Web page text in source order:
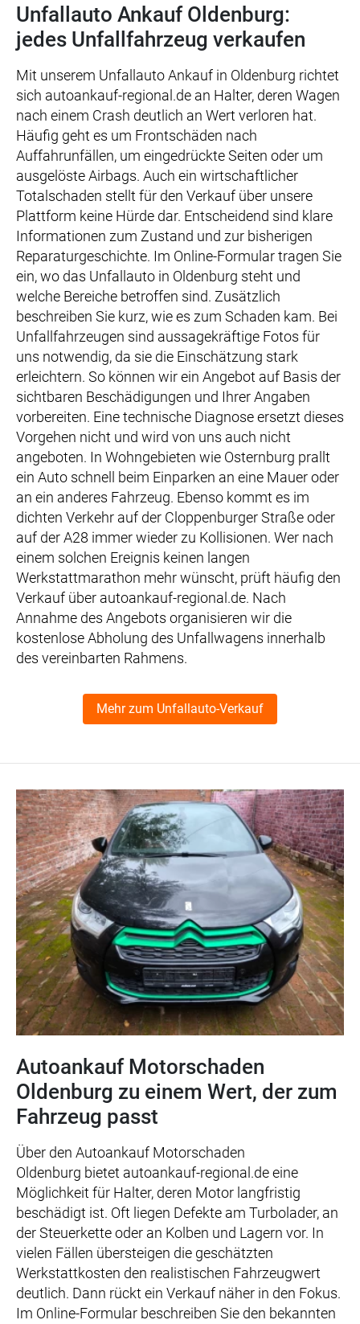
Unfallauto Ankauf Oldenburg:
jedes Unfallfahrzeug verkaufen
Mit unserem Unfallauto Ankauf in Oldenburg richtet
sich autoankauf-regional.de an Halter, deren Wagen
nach einem Crash deutlich an Wert verloren hat.
Häufig geht es um Frontschäden nach
Auffahrunfällen, um eingedrückte Seiten oder um
ausgelöste Airbags. Auch ein wirtschaftlicher
Totalschaden stellt für den Verkauf über unsere
Plattform keine Hürde dar. Entscheidend sind klare
Informationen zum Zustand und zur bisherigen
Reparaturgeschichte. Im Online-Formular tragen Sie
ein, wo das Unfallauto in Oldenburg steht und
welche Bereiche betroffen sind. Zusätzlich
beschreiben Sie kurz, wie es zum Schaden kam. Bei
Unfallfahrzeugen sind aussagekräftige Fotos für
uns notwendig, da sie die Einschätzung stark
erleichtern. So können wir ein Angebot auf Basis der
sichtbaren Beschädigungen und Ihrer Angaben
vorbereiten. Eine technische Diagnose ersetzt dieses
Vorgehen nicht und wird von uns auch nicht
angeboten. In Wohngebieten wie Osternburg prallt
ein Auto schnell beim Einparken an eine Mauer oder
an ein anderes Fahrzeug. Ebenso kommt es im
dichten Verkehr auf der Cloppenburger Straße oder
auf der A28 immer wieder zu Kollisionen. Wer nach
einem solchen Ereignis keinen langen
Werkstattmarathon mehr wünscht, prüft häufig den
Verkauf über autoankauf-regional.de. Nach
Annahme des Angebots organisieren wir die
kostenlose Abholung des Unfallwagens innerhalb
des vereinbarten Rahmens.
Mehr zum Unfallauto-Verkauf
Autoankauf Motorschaden
Oldenburg zu einem Wert, der zum
Fahrzeug passt
Über den Autoankauf Motorschaden
Oldenburg bietet autoankauf-regional.de eine
Möglichkeit für Halter, deren Motor langfristig
beschädigt ist. Oft liegen Defekte am Turbolader, an
der Steuerkette oder an Kolben und Lagern vor. In
vielen Fällen übersteigen die geschätzten
Werkstattkosten den realistischen Fahrzeugwert
deutlich. Dann rückt ein Verkauf näher in den Fokus.
Im Online-Formular beschreiben Sie den bekannten